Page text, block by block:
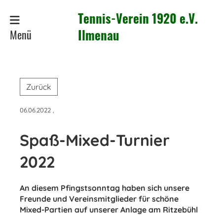
Tennis-Verein 1920 e.V.
Ilmenau
Menü
Zurück
06.06.2022
Spaß-Mixed-Turnier
2022
An diesem Pfingstsonntag haben sich unsere
Freunde und Vereinsmitglieder für schöne
Mixed-Partien auf unserer Anlage am Ritzebühl